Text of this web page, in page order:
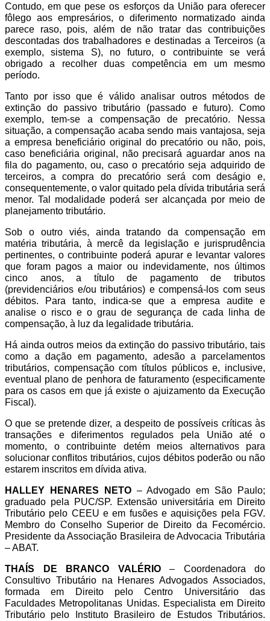
Contudo, em que pese os esforços da União para oferecer
fôlego aos empresários, o diferimento normatizado ainda
parece raso, pois, além de não tratar das contribuições
descontadas dos trabalhadores e destinadas a Terceiros (a
exemplo, sistema S), no futuro, o contribuinte se verá
obrigado a recolher duas competência em um mesmo
período.
Tanto por isso que é válido analisar outros métodos de
extinção do passivo tributário (passado e futuro). Como
exemplo, tem-se a compensação de precatório. Nessa
situação, a compensação acaba sendo mais vantajosa, seja
a empresa beneficiário original do precatório ou não, pois,
caso beneficiária original, não precisará aguardar anos na
fila do pagamento, ou, caso o precatório seja adquirido de
terceiros, a compra do precatório será com deságio e,
consequentemente, o valor quitado pela dívida tributária será
menor. Tal modalidade poderá ser alcançada por meio de
planejamento tributário.
Sob o outro viés, ainda tratando da compensação em
matéria tributária, à mercê da legislação e jurisprudência
pertinentes, o contribuinte poderá apurar e levantar valores
que foram pagos a maior ou indevidamente, nos últimos
cinco anos, a título de pagamento de tributos
(previdenciários e/ou tributários) e compensá-los com seus
débitos. Para tanto, indica-se que a empresa audite e
analise o risco e o grau de segurança de cada linha de
compensação, à luz da legalidade tributária.
Há ainda outros meios da extinção do passivo tributário, tais
como a dação em pagamento, adesão a parcelamentos
tributários, compensação com títulos públicos e, inclusive,
eventual plano de penhora de faturamento (especificamente
para os casos em que já existe o ajuizamento da Execução
Fiscal).
O que se pretende dizer, a despeito de possíveis críticas às
transações e diferimentos regulados pela União até o
momento, o contribuinte detém meios alternativos para
solucionar conflitos tributários, cujos débitos poderão ou não
estarem inscritos em dívida ativa.
HALLEY HENARES NETO– Advogado em São Paulo;
graduado pela PUC/SP. Extensão universitária em Direito
Tributário pelo CEEU e em fusões e aquisições pela FGV.
Membro do Conselho Superior de Direito da Fecomércio.
Presidente da Associação Brasileira de Advocacia Tributária
– ABAT.
THAÍS DE BRANCO VALÉRIO– Coordenadora do
Consultivo Tributário na Henares Advogados Associados,
formada em Direito pelo Centro Universitário das
Faculdades Metropolitanas Unidas. Especialista em Direito
Tributário pelo Instituto Brasileiro de Estudos Tributários.